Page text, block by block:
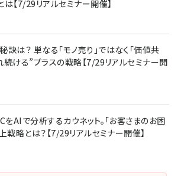
【7/29リアルセミナー開催】
訣は？ 単なる「モノ売り」ではなく「価値共
続ける”プラスの戦略【7/29リアルセミナー開
AIで分析するカウネット。「お客さまのお困
戦略とは？【7/29リアルセミナー開催】